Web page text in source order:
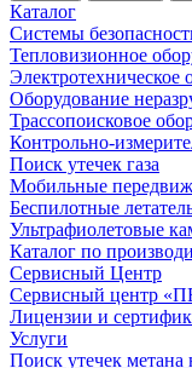
Каталог
Системы
Тепловизионное
Электротехническое
Оборудование
Трассопоисковое
Контрольно-
Поиск утечек газа
Мобильные
Беспилотные
Ультрафиолетовые
Каталог по
Сервисный Центр
Сервисный центр
Лицензии и
Услуги
Поиск утечек